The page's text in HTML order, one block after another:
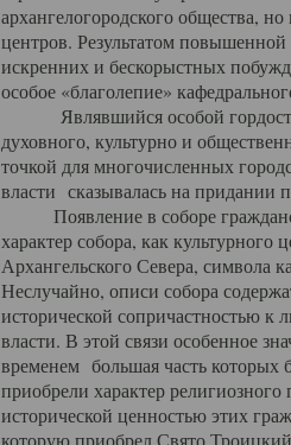
архангелогородского общества,
центров. Результатом
искренних и бескорыстных
особое «благолепие»
Являвшийся особой
духовного, культурно и
точкой для многочисленных
власти сказывалась на придании
Появление в соборе
характер собора, как
Архангельского Севера, символа
Неслучайно, описи собора
исторической сопричастностью к
власти. В этой связи особенное
временем большая часть которых
приобрели характер
исторической ценностью этих
которую приобрел Свято